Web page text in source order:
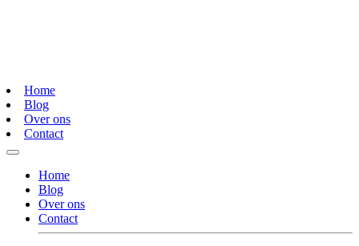
Home
Blog
Over ons
Contact
Home
Blog
Over ons
Contact